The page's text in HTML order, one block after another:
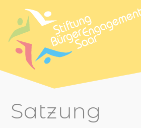
zum Inhalt
Satzung